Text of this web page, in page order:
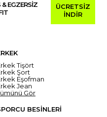
& EGZERSİZ
ÜCRETSİZ
İNDİR
Tişört
Şort
Eşofman
Jean
Gör
BESİNLERİ